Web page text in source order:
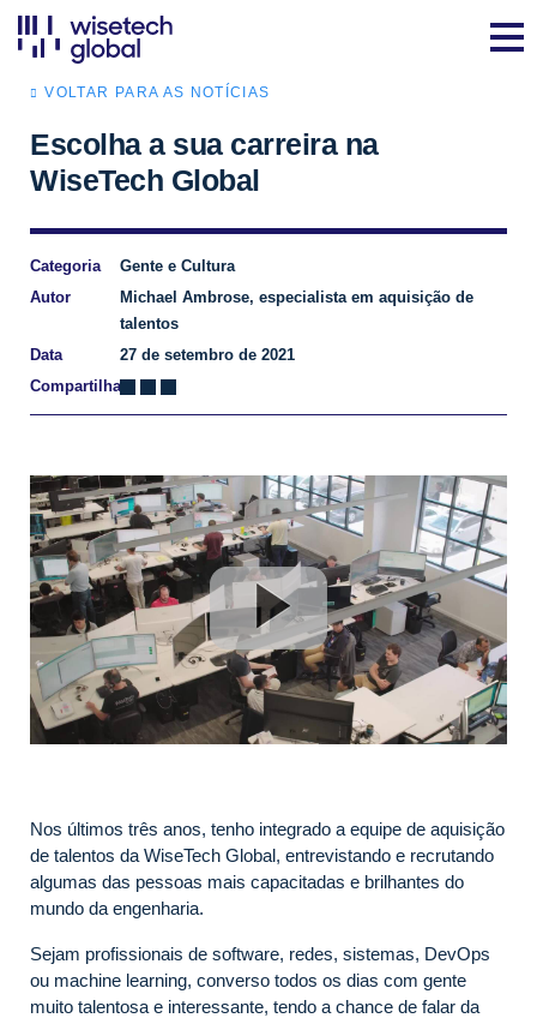
VOLTAR PARA AS NOTÍCIAS
Escolha a sua carreira na
WiseTech Global
Categoria
Gente e Cultura
Autor
Michael Ambrose, especialista em aquisição de
talentos
Data
27 de setembro de 2021
Compartilhar
Nos últimos três anos, tenho integrado a equipe de aquisição
de talentos da WiseTech Global, entrevistando e recrutando
algumas das pessoas mais capacitadas e brilhantes do
mundo da engenharia.
Sejam profissionais de software, redes, sistemas, DevOps
ou machine learning, converso todos os dias com gente
muito talentosa e interessante, tendo a chance de falar da